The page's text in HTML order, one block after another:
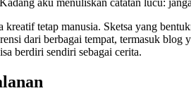
aku menuliskan catatan lucu:
tetap manusia. Sketsa yang
dari berbagai tempat, termasuk
berdiri sendiri sebagai cerita.